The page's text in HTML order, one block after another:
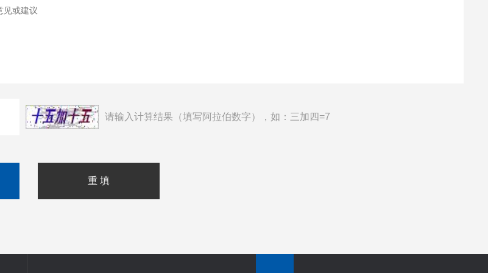
请输入计算结果（填写阿拉伯数字），如：三加四=7